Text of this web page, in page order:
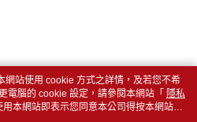
網站使用 cookie 方式之詳情，及若您不希
電腦的 cookie 設定，請參閱本網站「 隱私
本網站即表示您同意本公司得按本網站使